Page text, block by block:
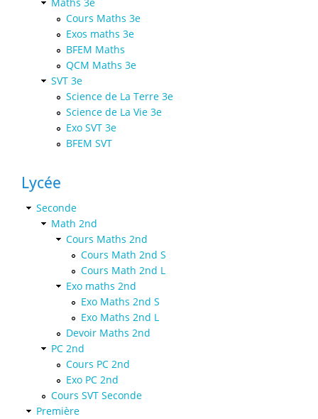
Cours Maths 3e
Exos maths 3e
BFEM Maths
QCM Maths 3e
SVT 3e
Science de La Terre 3e
Science de La Vie 3e
Exo SVT 3e
BFEM SVT
Lycée
Seconde
Math 2nd
Cours Maths 2nd
Cours Math 2nd S
Cours Math 2nd L
Exo maths 2nd
Exo Maths 2nd S
Exo Maths 2nd L
Devoir Maths 2nd
PC 2nd
Cours PC 2nd
Exo PC 2nd
Cours SVT Seconde
Première